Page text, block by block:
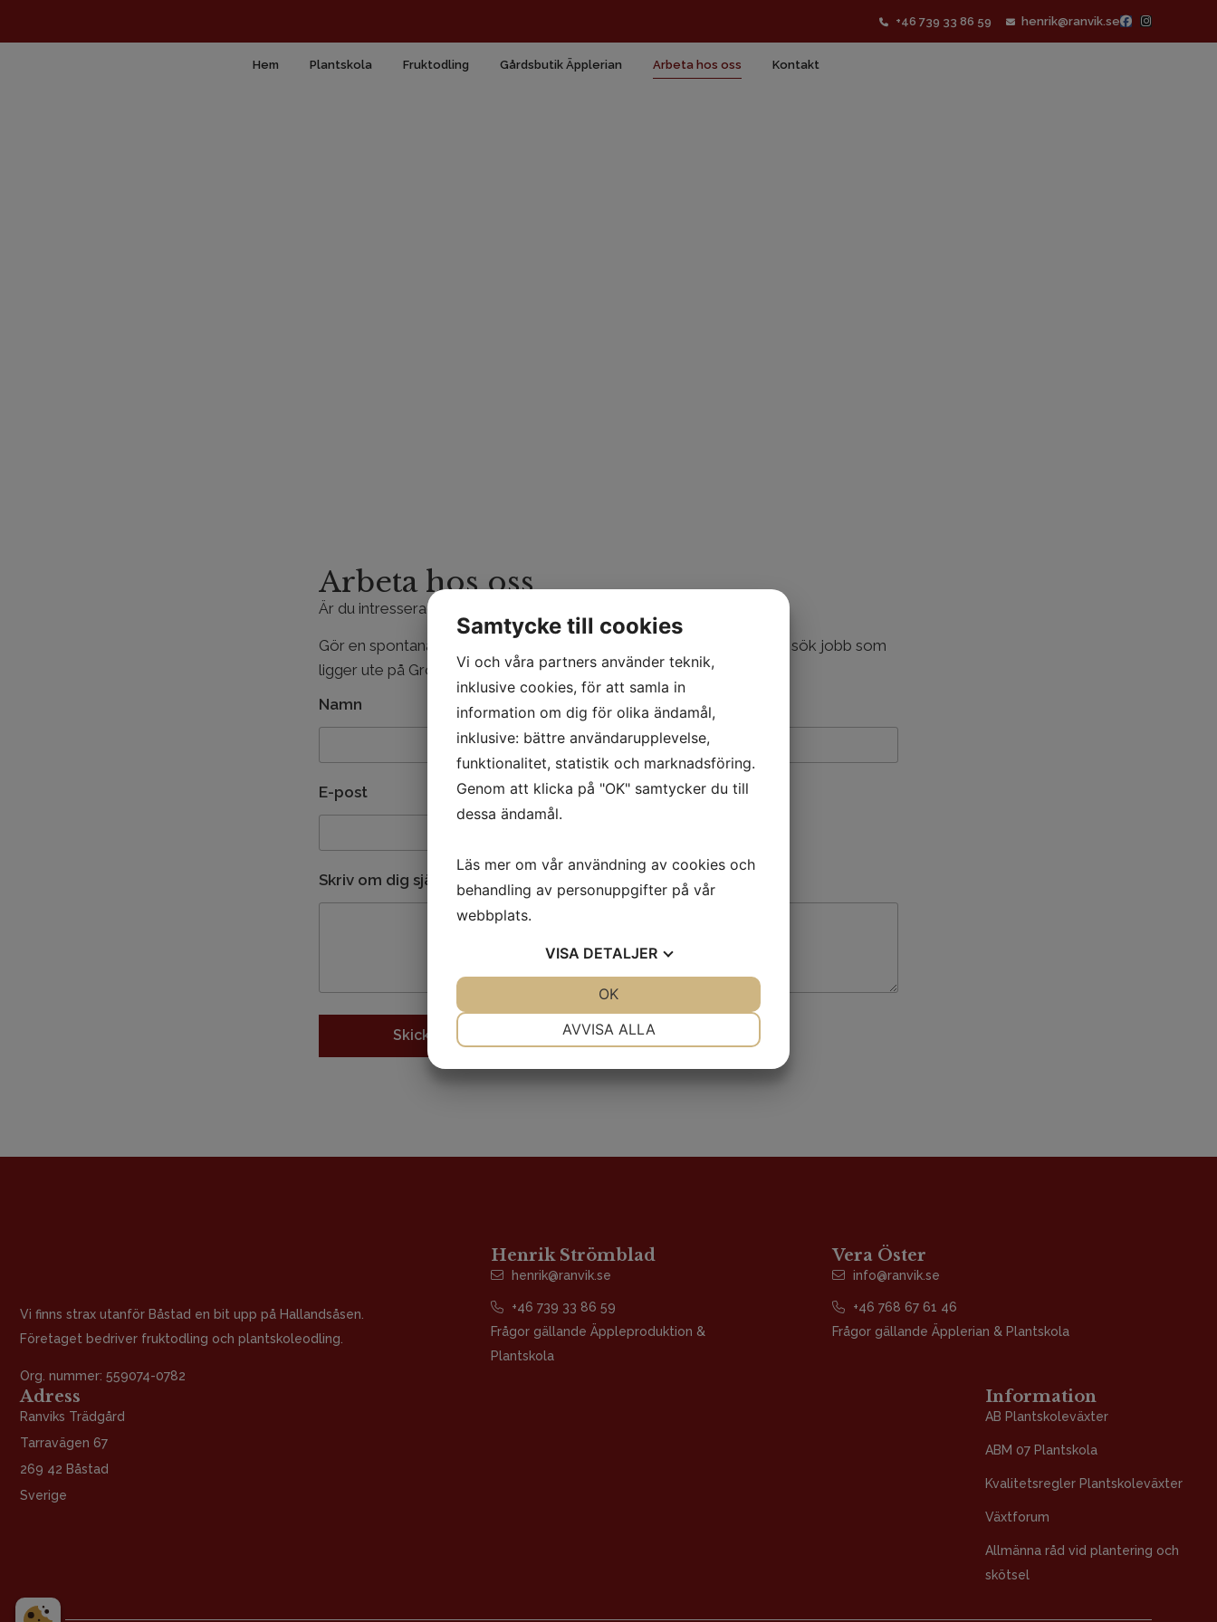
+46 739 33 86 59 henrik@ranvik.se
Hem Plantskola Fruktodling Gårdsbutik Äpplerian Arbeta hos oss Kontakt
Arbeta hos oss
Är du intresserad av att arbeta hos oss?
Gör en spontanansökan här på hemsidan, maila
eller sök jobb som
ligger ute på Gröna jobb eller Arbetsförmedlingen
Namn
Telefon
E-post Bifoga CV
Skriv om dig själv
Skicka
Vi finns strax utanför Båstad en bit upp på Hallandsåsen.
Företaget bedriver fruktodling och plantskoleodling.
Org. nummer: 559074-0782
Henrik Strömblad
henrik@ranvik.se
+46 739 33 86 59
Frågor gällande Äppleproduktion &
Plantskola
Vera Öster
info@ranvik.se
+46 768 67 61 46
Frågor gällande Äpplerian & Plantskola
Adress
Ranviks Trädgård
Tarravägen 67
269 42 Båstad
Sverige
Information
AB Plantskoleväxter
ABM 07 Plantskola
Kvalitetsregler Plantskoleväxter
Växtforum
Allmänna råd vid plantering och
skötsel
Samtycke till cookies
Vi och våra partners använder teknik,
inklusive cookies, för att samla in
information om dig för olika ändamål,
inklusive: bättre användarupplevelse,
funktionalitet, statistik och marknadsföring.
Genom att klicka på "OK" samtycker du till
dessa ändamål.
Läs mer om vår användning av cookies och
behandling av personuppgifter på vår
webbplats.
VISA DETALJER
AVVISA ALLA
OK